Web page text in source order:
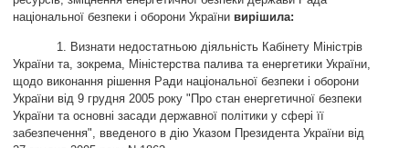
національної безпеки і оборони України вирішила:
1. Визнати недостатньою діяльність Кабінету Міністрів
України та, зокрема, Міністерства палива та енергетики України,
щодо виконання рішення Ради національної безпеки і оборони
України від 9 грудня 2005 року "Про стан енергетичної безпеки
України та основні засади державної політики у сфері її
забезпечення", введеного в дію Указом Президента України від